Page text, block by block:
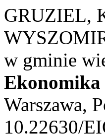
GRUZIEL,
w gminie
Ekonomika
Warszawa,
10.22630/